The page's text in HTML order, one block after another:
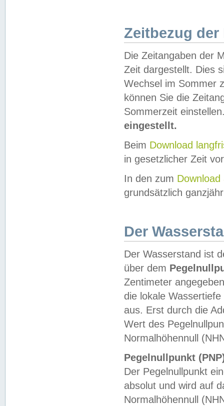
Zeitbezug der
Die Zeitangaben der
Zeit dargestellt. Dies
Wechsel im Sommer
können Sie die
Sommerzeit
eingestellt.
Beim Download
in gesetzlicher Zeit
In den zum Download
grundsätzlich
Der
Der Wasserstand ist
über dem
Zentimeter
die lokale
aus. Erst durch die
Wert des
Normalhöhennull
Pegelnullpunkt
Der Pegelnullpunkt
absolut und wird auf
Normalhöhennull